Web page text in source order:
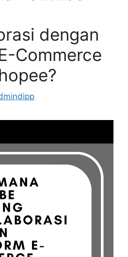
dengan
Commerce